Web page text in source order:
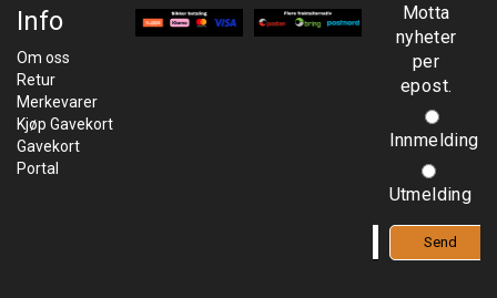
Info
Om oss
Retur
Merkevarer
Kjøp Gavekort
Gavekort
Portal
Motta
nyheter
per
epost.
Innmelding
Utmelding